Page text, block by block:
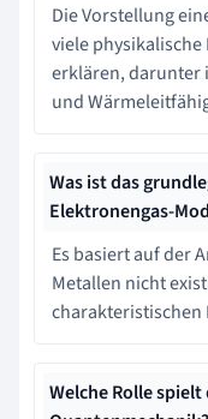
Die Vorstellung
viele physikalische
erklären, darunter
und
Was ist das
Elektronengas-
Es basiert auf der
Metallen nicht
charakteristischen
Welche Rolle